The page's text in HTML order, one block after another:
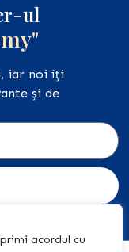
acordul cu
ul
iar noi îți
și de